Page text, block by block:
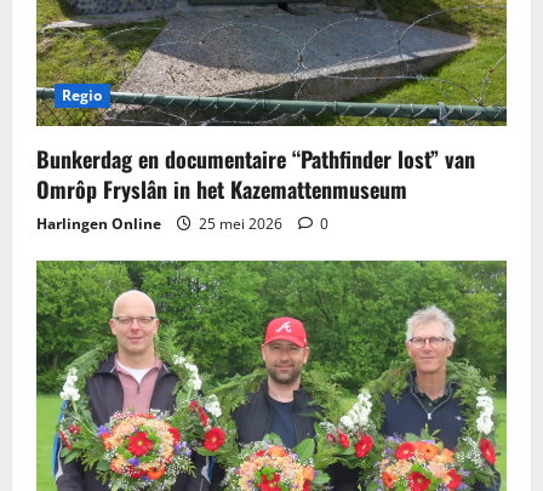
Regio
Bunkerdag en documentaire “Pathfinder lost” van
Omrôp Fryslân in het Kazemattenmuseum
Harlingen Online 25 mei 2026 0